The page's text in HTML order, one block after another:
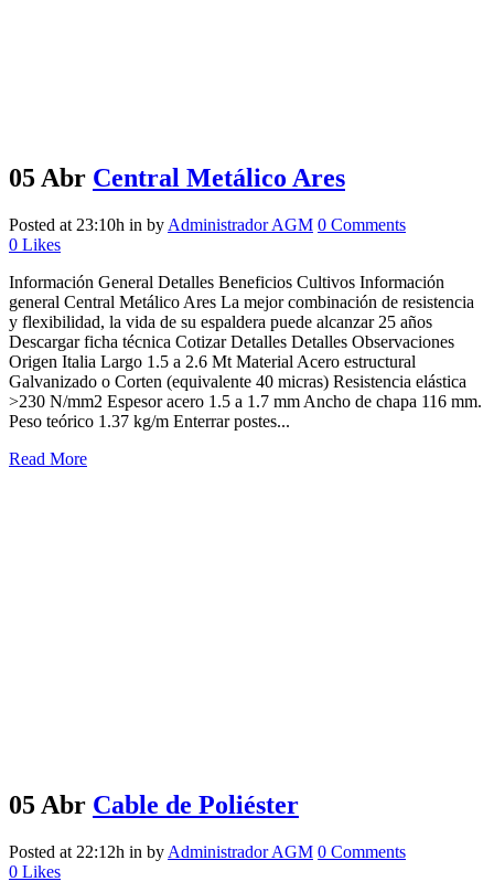
05 Abr Central Metálico Ares
Posted at 23:10h in by Administrador AGM 0 Comments
0 Likes
Información General Detalles Beneficios Cultivos Información
general Central Metálico Ares La mejor combinación de resistencia
y flexibilidad, la vida de su espaldera puede alcanzar 25 años
Descargar ficha técnica Cotizar Detalles Detalles Observaciones
Origen Italia Largo 1.5 a 2.6 Mt Material Acero estructural
Galvanizado o Corten (equivalente 40 micras) Resistencia elástica
>230 N/mm2 Espesor acero 1.5 a 1.7 mm Ancho de chapa 116 mm.
Peso teórico 1.37 kg/m Enterrar postes...
Read More
05 Abr Cable de Poliéster
Posted at 22:12h in by Administrador AGM 0 Comments
0 Likes